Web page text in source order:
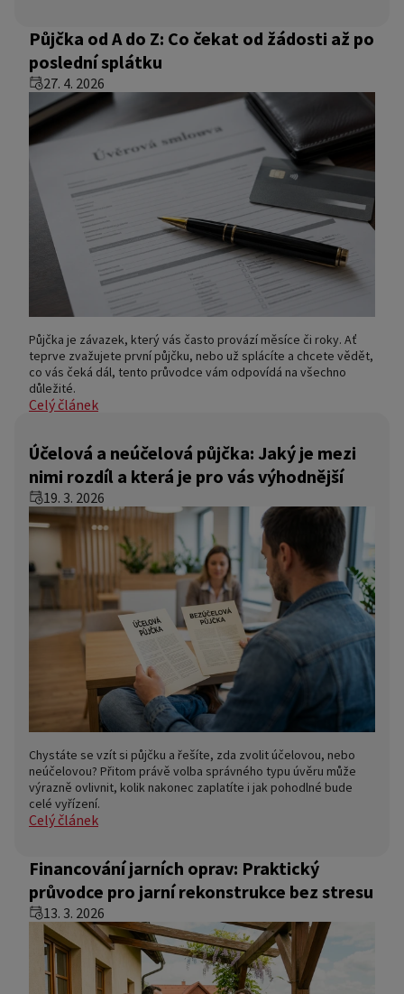
Půjčka od A do Z: Co čekat od žádosti až po
poslední splátku
27. 4. 2026
Půjčka je závazek, který vás často provází měsíce či roky. Ať
teprve zvažujete první půjčku, nebo už splácíte a chcete vědět,
co vás čeká dál, tento průvodce vám odpovídá na všechno
důležité.
Celý článek
Účelová a neúčelová půjčka: Jaký je mezi
nimi rozdíl a která je pro vás výhodnější
19. 3. 2026
Chystáte se vzít si půjčku a řešíte, zda zvolit účelovou, nebo
neúčelovou? Přitom právě volba správného typu úvěru může
výrazně ovlivnit, kolik nakonec zaplatíte i jak pohodlné bude
celé vyřízení.
Celý článek
Financování jarních oprav: Praktický
průvodce pro jarní rekonstrukce bez stresu
13. 3. 2026